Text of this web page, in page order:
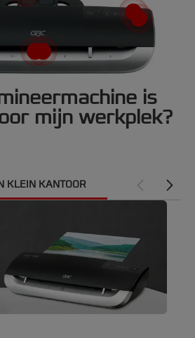
Lamineermachines.
is
mijn werkplek?
KLEIN KANTOOR